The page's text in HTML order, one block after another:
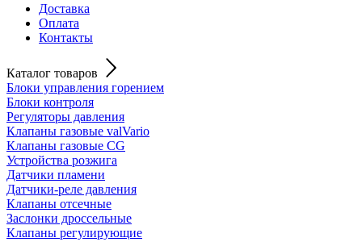
Доставка
Оплата
Контакты
Каталог товаров
Блоки управления горением
Блоки контроля
Регуляторы давления
Клапаны газовые valVario
Клапаны газовые CG
Устройства розжига
Датчики пламени
Датчики-реле давления
Клапаны отсечные
Заслонки дроссельные
Клапаны регулирующие